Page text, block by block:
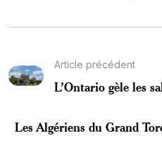
Article précédent
L’Ontario gèle les
Les Algériens du Grand